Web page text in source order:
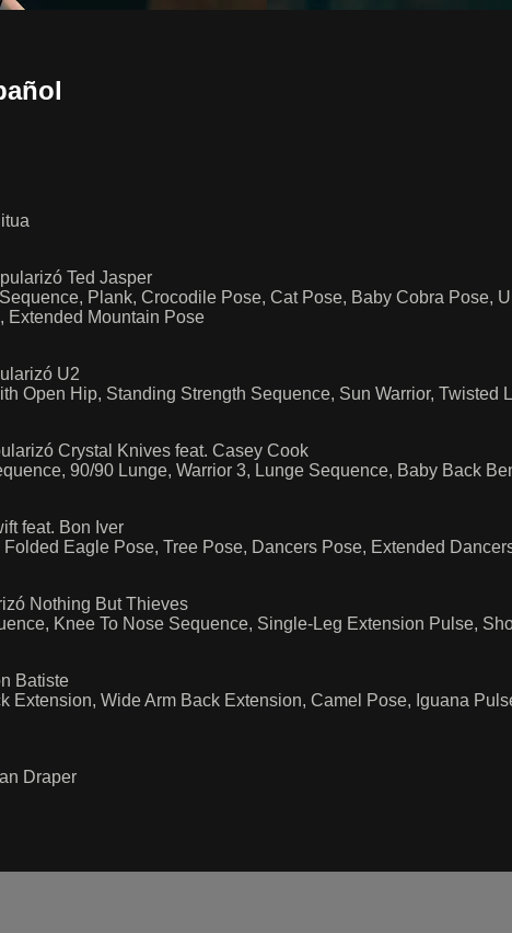
Ted Jasper
Plank, Crocodile Pose, Cat Pose, Baby Cobra Pose,
Extended Mountain Pose
U2
Open Hip, Standing Strength Sequence, Sun Warrior,
Crystal Knives feat. Casey Cook
90/90 Lunge, Warrior 3, Lunge Sequence, Baby Back
feat. Bon Iver
Eagle Pose, Tree Pose, Dancers Pose, Extended
Nothing But Thieves
Knee To Nose Sequence, Single-Leg Extension Pulse,
Batiste
Extension, Wide Arm Back Extension, Camel Pose, Iguana
Draper